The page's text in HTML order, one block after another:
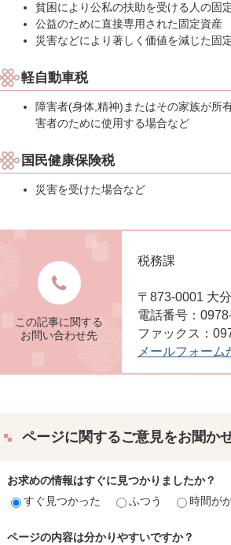
貧困により公私の扶助を受ける人の固
公益のために直接専用された固定資産
災害などにより著しく価値を減じた固
軽自動車税
障害者(身体,精神)またはその家族が所
害者のために使用する場合など
国民健康保険税
災害を受けた場合など
この記事に関する
お問い合わせ先
税務課
〒873-0001 大
電話番号：
ファックス：
メールフォー
ページに関するご意見をお聞か
お求めの情報はすぐに見つかりましたか？
すぐ見つかった
ふつう 時間が
ページの内容は分かりやすいですか？